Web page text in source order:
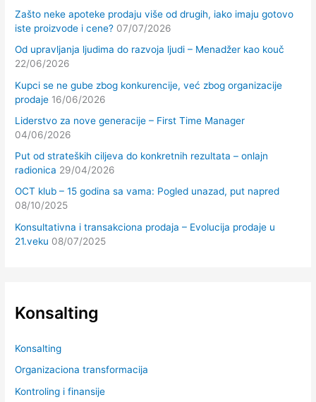
Zašto neke apoteke prodaju više od drugih, iako imaju gotovo
iste proizvode i cene? 07/07/2026
Od upravljanja ljudima do razvoja ljudi – Menadžer kao kouč
22/06/2026
Kupci se ne gube zbog konkurencije, već zbog organizacije
prodaje 16/06/2026
Liderstvo za nove generacije – First Time Manager
04/06/2026
Put od strateških ciljeva do konkretnih rezultata – onlajn
radionica 29/04/2026
OCT klub – 15 godina sa vama: Pogled unazad, put napred
08/10/2025
Konsultativna i transakciona prodaja – Evolucija prodaje u
21.veku 08/07/2025
Konsalting
Konsalting
Organizaciona transformacija
Kontroling i finansije